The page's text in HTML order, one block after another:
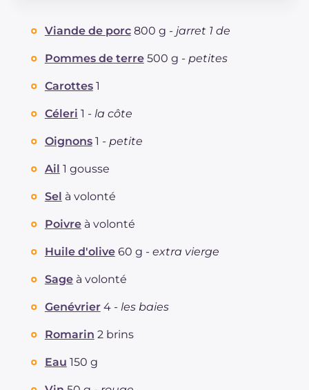
Dont sucres g
Protéine g
dont acides gras saturés
Fibre
Sodium
Viande de porc 800 g - jarret 1 de
Pommes de terre 500 g - petites
Carottes 1
Céleri 1 - la côte
Oignons 1 - petite
Ail 1 gousse
Sel à volonté
Poivre à volonté
Huile d'olive 60 g - extra vierge
Sage à volonté
Genévrier 4 - les baies
Romarin 2 brins
Eau 150 g